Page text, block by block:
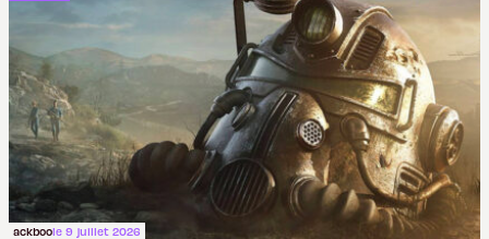
ackboole 9 juillet 2026